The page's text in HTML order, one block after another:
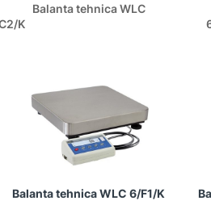
Balanta tehnica WLC
C2/K
Balanta tehnica WLC 6/F1/K